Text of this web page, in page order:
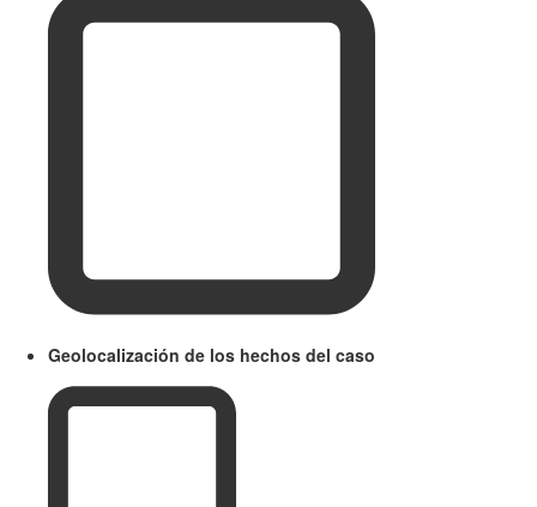
Geolocalización de los hechos del caso